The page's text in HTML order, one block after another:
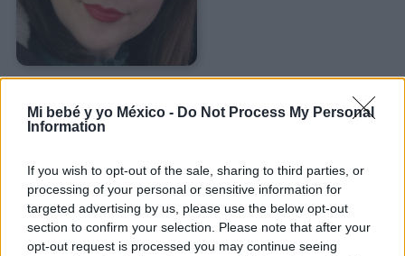
Mi bebé y yo México - Do Not Process My Personal
Information
If you wish to opt-out of the sale, sharing to third parties, or
processing of your personal or sensitive information for
targeted advertising by us, please use the below opt-out
section to confirm your selection. Please note that after your
opt-out request is processed you may continue seeing
Te puede interesar…